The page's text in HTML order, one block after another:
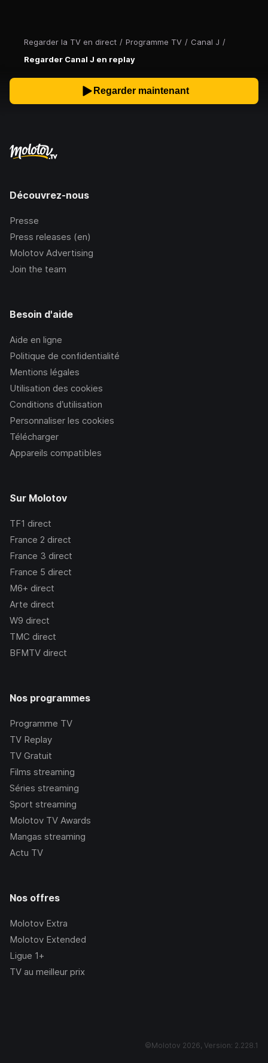
Regarder la TV en direct / Programme TV / Canal J /
Regarder Canal J en replay
Regarder maintenant
Découvrez-nous
Presse
Press releases (en)
Molotov Advertising
Join the team
Besoin d'aide
Aide en ligne
Politique de confidentialité
Mentions légales
Utilisation des cookies
Conditions d’utilisation
Personnaliser les cookies
Télécharger
Appareils compatibles
Sur Molotov
TF1 direct
France 2 direct
France 3 direct
France 5 direct
M6+ direct
Arte direct
W9 direct
TMC direct
BFMTV direct
Nos programmes
Programme TV
TV Replay
TV Gratuit
Films streaming
Séries streaming
Sport streaming
Molotov TV Awards
Mangas streaming
Actu TV
Nos offres
Molotov Extra
Molotov Extended
Ligue 1+
TV au meilleur prix
©Molotov 2026, Version: 2.228.1